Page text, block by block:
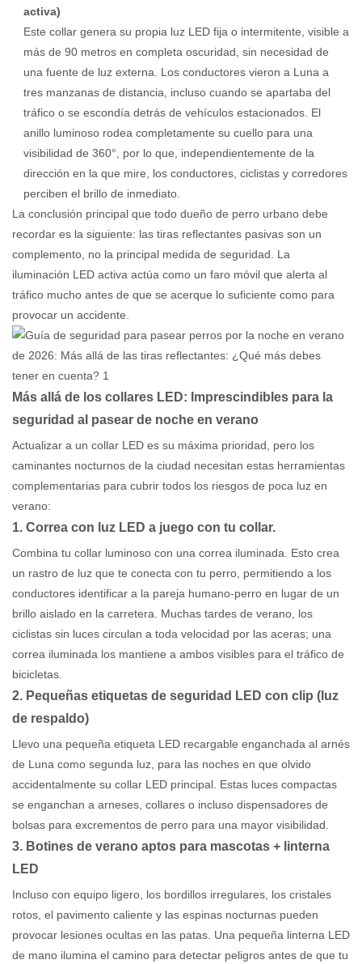
activa)
Este collar genera su propia luz LED fija o intermitente, visible a
más de 90 metros en completa oscuridad, sin necesidad de
una fuente de luz externa. Los conductores vieron a Luna a
tres manzanas de distancia, incluso cuando se apartaba del
tráfico o se escondía detrás de vehículos estacionados. El
anillo luminoso rodea completamente su cuello para una
visibilidad de 360°, por lo que, independientemente de la
dirección en la que mire, los conductores, ciclistas y corredores
perciben el brillo de inmediato.
La conclusión principal que todo dueño de perro urbano debe
recordar es la siguiente: las tiras reflectantes pasivas son un
complemento, no la principal medida de seguridad. La
iluminación LED activa actúa como un faro móvil que alerta al
tráfico mucho antes de que se acerque lo suficiente como para
provocar un accidente.
Más allá de los collares LED: Imprescindibles para la
seguridad al pasear de noche en verano
Actualizar a un collar LED es su máxima prioridad, pero los
caminantes nocturnos de la ciudad necesitan estas herramientas
complementarias para cubrir todos los riesgos de poca luz en
verano:
1. Correa con luz LED a juego con tu collar.
Combina tu collar luminoso con una correa iluminada. Esto crea
un rastro de luz que te conecta con tu perro, permitiendo a los
conductores identificar a la pareja humano-perro en lugar de un
brillo aislado en la carretera. Muchas tardes de verano, los
ciclistas sin luces circulan a toda velocidad por las aceras; una
correa iluminada los mantiene a ambos visibles para el tráfico de
bicicletas.
2. Pequeñas etiquetas de seguridad LED con clip (luz
de respaldo)
Llevo una pequeña etiqueta LED recargable enganchada al arnés
de Luna como segunda luz, para las noches en que olvido
accidentalmente su collar LED principal. Estas luces compactas
se enganchan a arneses, collares o incluso dispensadores de
bolsas para excrementos de perro para una mayor visibilidad.
3. Botines de verano aptos para mascotas + linterna
LED
Incluso con equipo ligero, los bordillos irregulares, los cristales
rotos, el pavimento caliente y las espinas nocturnas pueden
provocar lesiones ocultas en las patas. Una pequeña linterna LED
de mano ilumina el camino para detectar peligros antes de que tu